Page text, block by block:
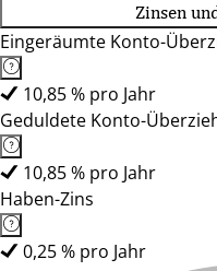
Zinsen
Eingeräumte Konto-
10,85 % pro Jahr
Geduldete Konto-
10,85 % pro Jahr
Haben-Zins
0,25 % pro Jahr